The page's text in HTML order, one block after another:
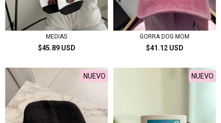
MEDIAS
$45.89 USD
GORRA DOG MOM
$41.12 USD
NUEVO NUEVO